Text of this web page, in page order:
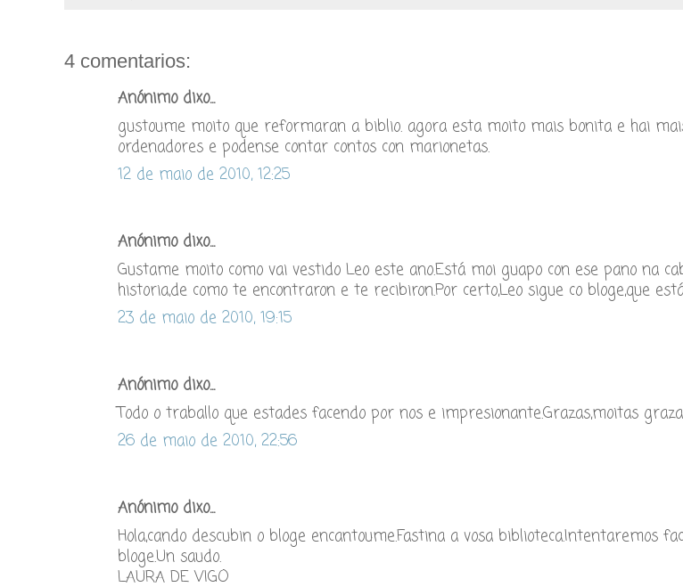
4 comentarios:
Anónimo dixo...
gustoume moito que reformaran a biblio. agora esta moito mais bonita e hai
ordenadores e podense contar contos con marionetas.
12 de maio de 2010, 12:25
Anónimo dixo...
Gustame moito como vai vestido Leo este ano.Está moi guapo con ese pano na
historia,de como te encontraron e te recibiron.Por certo,Leo sigue co bloge,que
23 de maio de 2010, 19:15
Anónimo dixo...
Todo o traballo que estades facendo por nos e impresionante.Grazas,moitas
26 de maio de 2010, 22:56
Anónimo dixo...
Hola,cando descubin o bloge encantoume.Fastina a vosa biblioteca.Intentaremos
bloge.Un saudo.
LAURA DE VIGO